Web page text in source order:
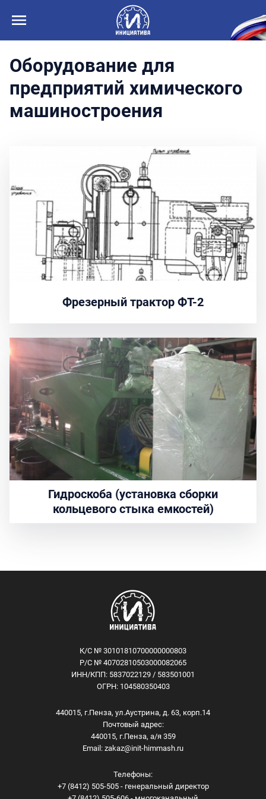
Оборудование для
предприятий химического
машиностроения
Фрезерный трактор ФТ-2
Гидроскоба (установка сборки
кольцевого стыка емкостей)
К/С № 30101810700000000803
Р/С № 40702810503000082065
ИНН/КПП: 5837022129 / 583501001
ОГРН: 104580350403
440015, г.Пенза, ул.Аустрина, д. 63, корп.14
Почтовый адрес:
440015, г.Пенза, а/я 359
Email: zakaz@init-himmash.ru
Телефоны:
+7 (8412) 505-505 - генеральный директор